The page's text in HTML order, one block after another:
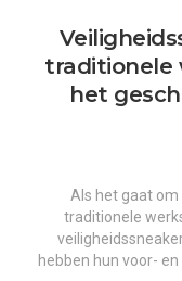
traditionele
het
Als het gaat om
traditionele
hebben hun voor-